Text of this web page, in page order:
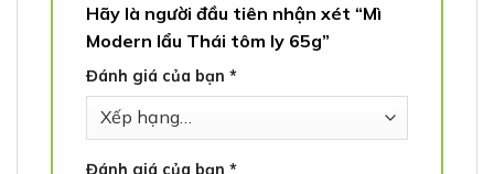
Hãy là người đầu tiên nhận xét “Mì
Modern lẩu Thái tôm ly 65g”
Đánh giá của bạn *
Đánh giá của bạn *